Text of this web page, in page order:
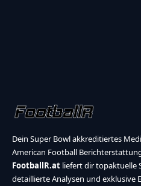
Dein Super Bowl akkreditiertes
American Football
FootballR.at liefert dir topaktuelle
detaillierte Analysen und exklusive